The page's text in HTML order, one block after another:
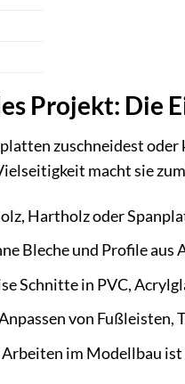
Projekt: Die
zuschneidest
macht sie
Hartholz oder
Bleche und Profile aus
Schnitte in PVC,
von Fußleisten,
im Modellbau ist